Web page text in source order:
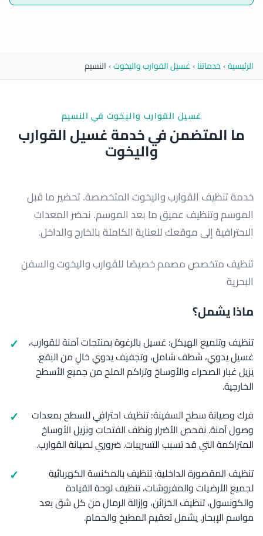
الرئيسية›خدماتنا›غسيل القوارب واليخوت›النسيم
غسيل القوارب واليخوت في النسيم
ما المتضمن في خدمة غسيل القوارب
واليخوت
خدمة تنظيف القوارب واليخوت المتخصصة. تحضير ما قبل
الموسم وتنظيف عميق ما بعد الموسم. نحضر المعدات
الاحترافية إلى موقعك للعناية الكاملة بالخارج والداخل.
تنظيف متخصص مصمم خصيصًا للقوارب واليخوت والسفن
البحرية
ماذا يشمل؟
تنظيف وتلميع الهيكل: غسيل بالرغوة بمنتجات آمنة للقوارب،
غسيل يدوي، شطف شامل، وتجفيف يدوي خالٍ من البقع.
يزيل غبار الصحراء والأوساخ وتراكم الملح من جميع الأسطح
الخارجية.
فرك وصيانة سطح السفينة: تنظيف احترافي للسطح بمعدات
وصول آمنة. نفحص الأضرار ونظف الفتحات ونزيل الأوساخ
المتراكمة التي قد تسبب التسريبات. ضروري لصيانة القوارب.
تنظيف المقصورة الداخلية: تنظيف بالمكنسة الكهربائية
لجميع الأرضيات والمفروشات، تنظيف لوحة القيادة
والكونسول، تنظيف الخزائن، وإزالة الرمال من كل شق بعد
مواسم الإبحار. يشمل تعقيم المطبخ والحمام.